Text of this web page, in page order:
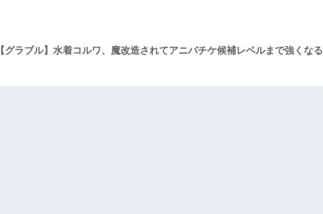
【グラブル】水着コルワ、魔改造されてアニバチケ候補レベルまで強くなる